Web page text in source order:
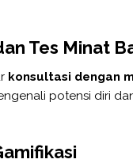
Tes Minat
konsultasi dengan
potensi diri